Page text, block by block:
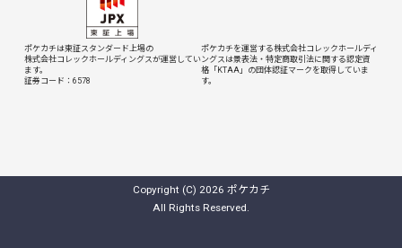
ポケカチは東証スタンダード上場の
株式会社コレックホールディングスが運営してい
ます。
証券コード：6578
ポケカチを運営する株式会社コレックホールディ
ングスは景表法・特定商取引法に関する認定資
格「KTAA」の団体認証マークを取得していま
す。
Copyright (C) 2026 ポケカチ
All Rights Reserved.